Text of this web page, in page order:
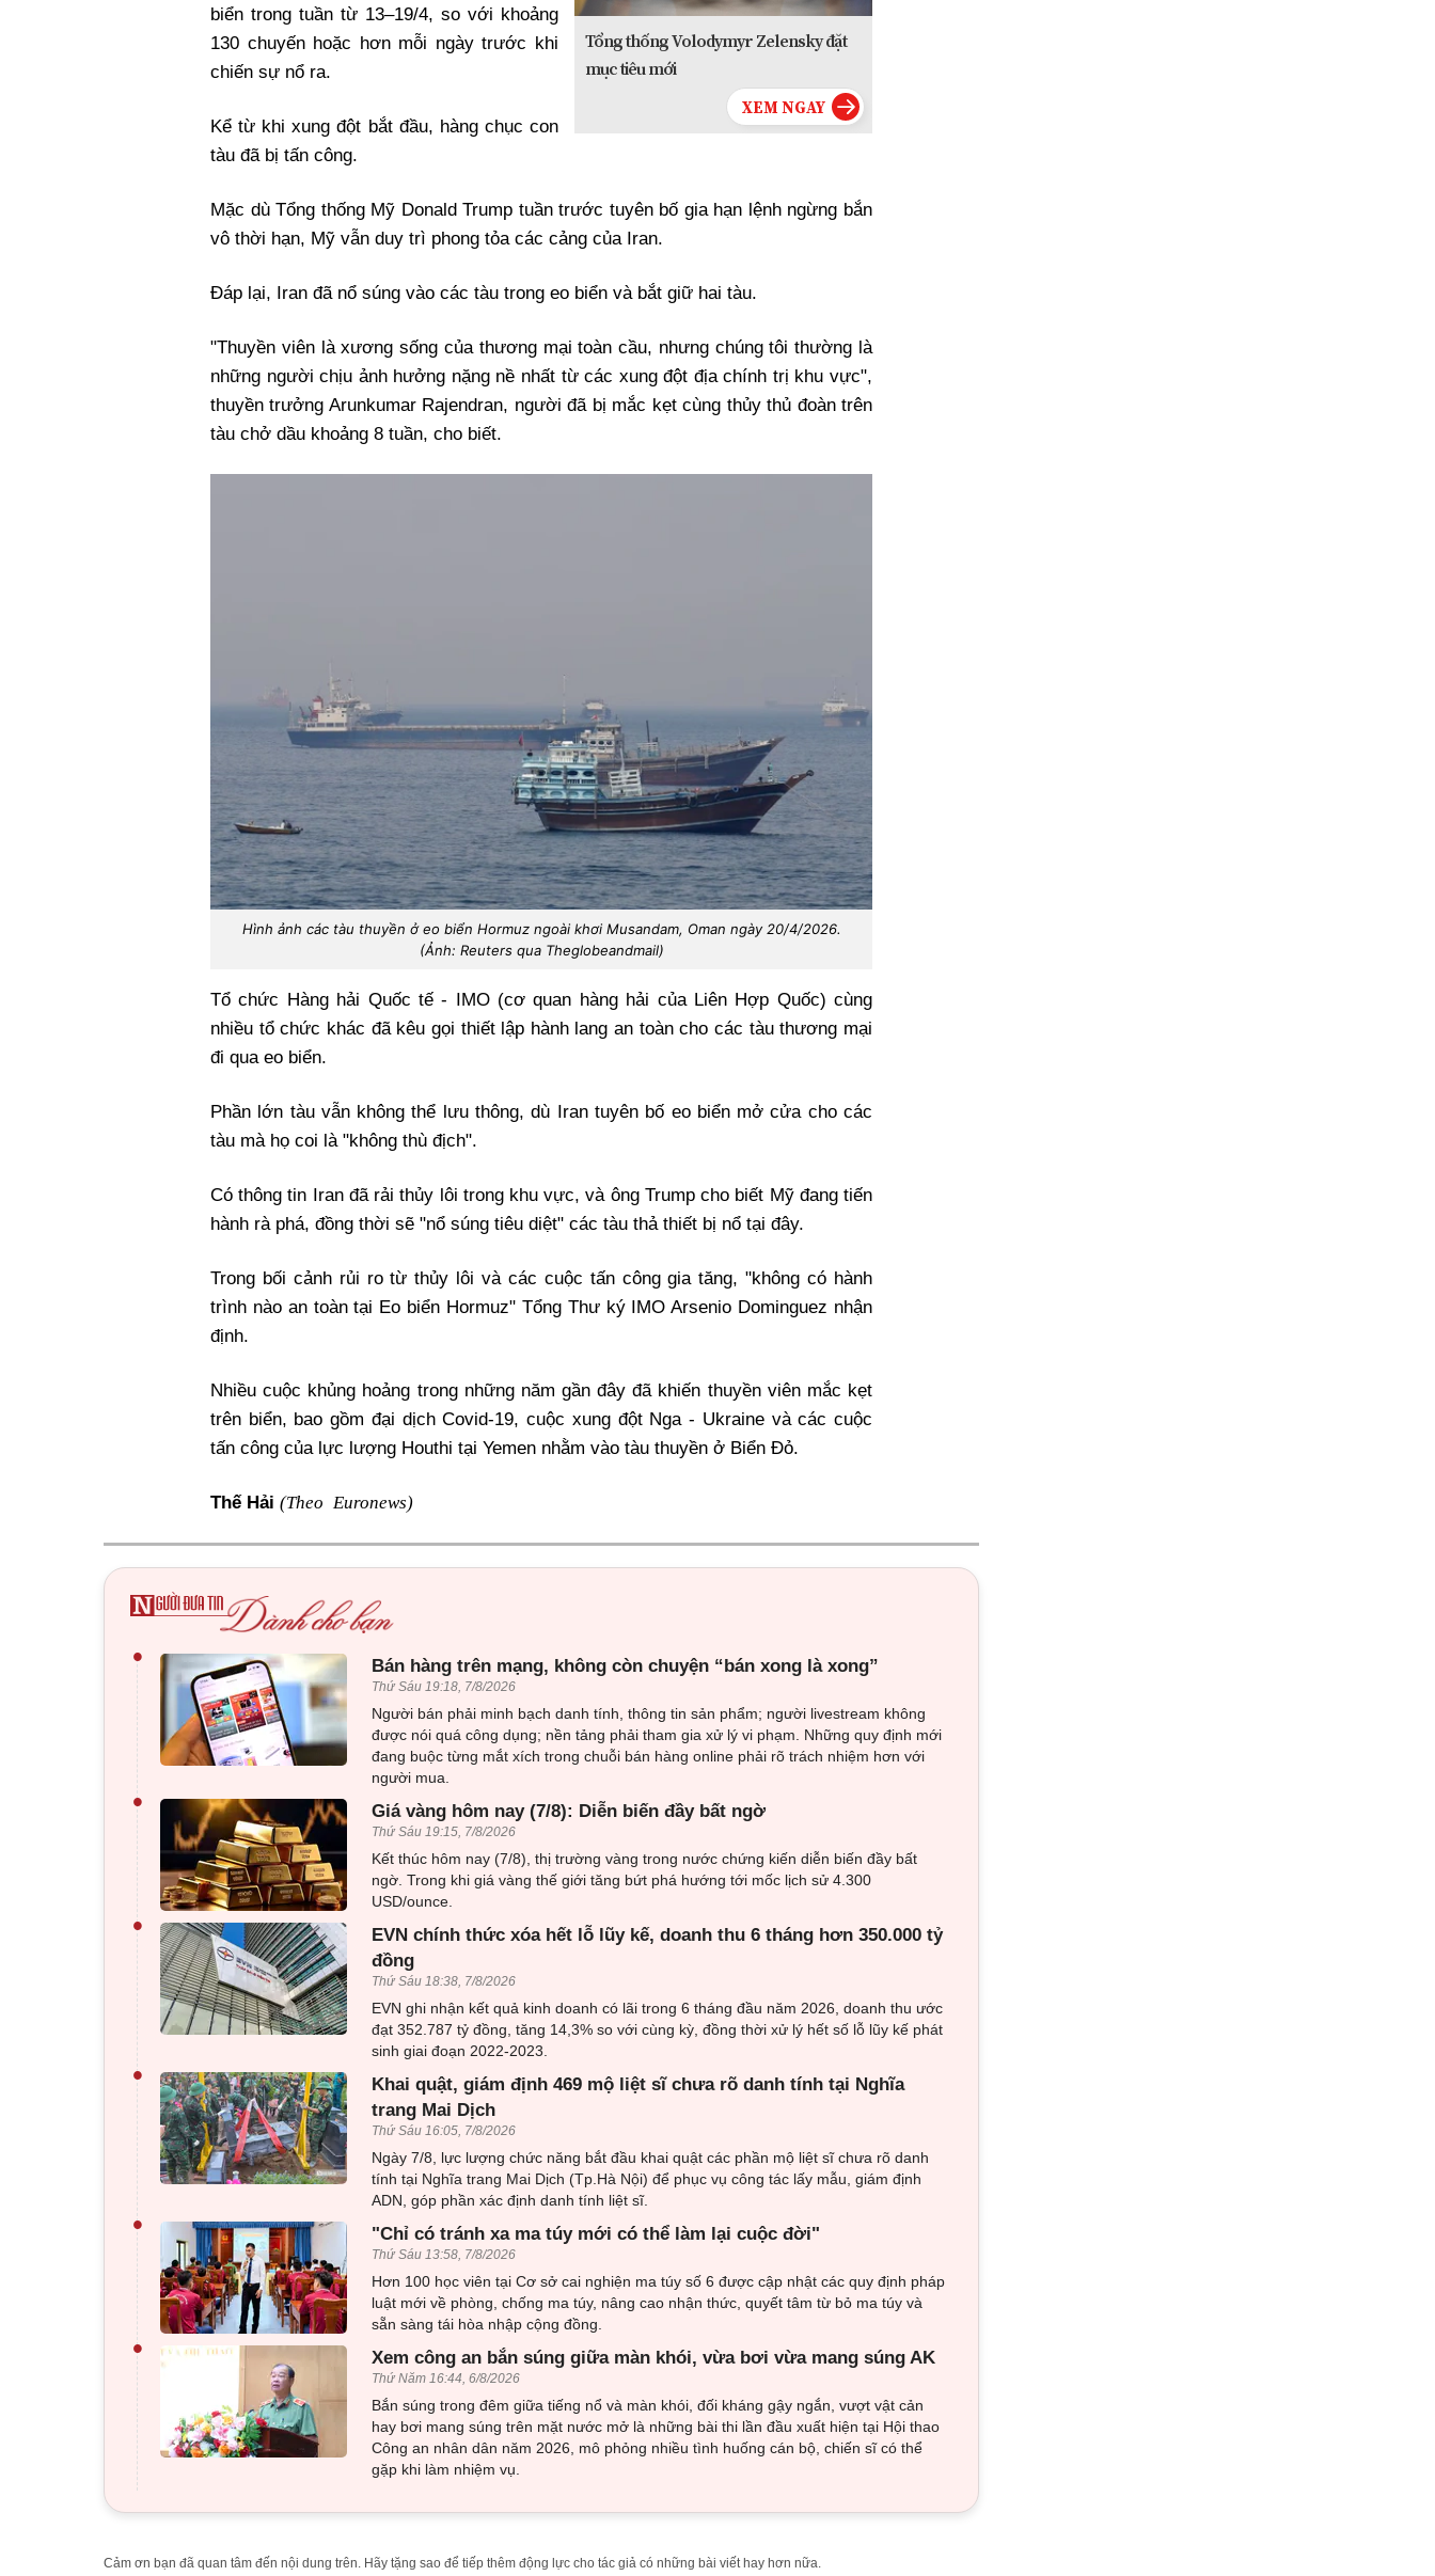
Tổng thống Volodymyr Zelensky đặt
mục tiêu mới
biển trong tuần từ 13–19/4, so với khoảng
130 chuyến hoặc hơn mỗi ngày trước khi
chiến sự nổ ra.
Kể từ khi xung đột bắt đầu, hàng chục con
tàu đã bị tấn công.
Mặc dù Tổng thống Mỹ Donald Trump tuần trước tuyên bố gia hạn lệnh ngừng bắn
vô thời hạn, Mỹ vẫn duy trì phong tỏa các cảng của Iran.
Đáp lại, Iran đã nổ súng vào các tàu trong eo biển và bắt giữ hai tàu.
"Thuyền viên là xương sống của thương mại toàn cầu, nhưng chúng tôi thường là
những người chịu ảnh hưởng nặng nề nhất từ các xung đột địa chính trị khu vực",
thuyền trưởng Arunkumar Rajendran, người đã bị mắc kẹt cùng thủy thủ đoàn trên
tàu chở dầu khoảng 8 tuần, cho biết.
Hình ảnh các tàu thuyền ở eo biển Hormuz ngoài khơi Musandam, Oman ngày 20/4/2026.
(Ảnh: Reuters qua Theglobeandmail)
Tổ chức Hàng hải Quốc tế - IMO (cơ quan hàng hải của Liên Hợp Quốc) cùng
nhiều tổ chức khác đã kêu gọi thiết lập hành lang an toàn cho các tàu thương mại
đi qua eo biển.
Phần lớn tàu vẫn không thể lưu thông, dù Iran tuyên bố eo biển mở cửa cho các
tàu mà họ coi là "không thù địch".
Có thông tin Iran đã rải thủy lôi trong khu vực, và ông Trump cho biết Mỹ đang tiến
hành rà phá, đồng thời sẽ "nổ súng tiêu diệt" các tàu thả thiết bị nổ tại đây.
Trong bối cảnh rủi ro từ thủy lôi và các cuộc tấn công gia tăng, "không có hành
trình nào an toàn tại Eo biển Hormuz" Tổng Thư ký IMO Arsenio Dominguez nhận
định.
Nhiều cuộc khủng hoảng trong những năm gần đây đã khiến thuyền viên mắc kẹt
trên biển, bao gồm đại dịch Covid-19, cuộc xung đột Nga - Ukraine và các cuộc
tấn công của lực lượng Houthi tại Yemen nhằm vào tàu thuyền ở Biển Đỏ.
Thế Hải (Theo Euronews)
• Bán hàng trên mạng, không còn chuyện “bán xong là xong”
Thứ Sáu 19:18, 7/8/2026
Người bán phải minh bạch danh tính, thông tin sản phẩm; người livestream không
được nói quá công dụng; nền tảng phải tham gia xử lý vi phạm. Những quy định mới
đang buộc từng mắt xích trong chuỗi bán hàng online phải rõ trách nhiệm hơn với
người mua.
• Giá vàng hôm nay (7/8): Diễn biến đầy bất ngờ
Thứ Sáu 19:15, 7/8/2026
Kết thúc hôm nay (7/8), thị trường vàng trong nước chứng kiến diễn biến đầy bất
ngờ. Trong khi giá vàng thế giới tăng bứt phá hướng tới mốc lịch sử 4.300
USD/ounce.
•
EVN chính thức xóa hết lỗ lũy kế, doanh thu 6 tháng hơn 350.000 tỷ
đồng
Thứ Sáu 18:38, 7/8/2026
EVN ghi nhận kết quả kinh doanh có lãi trong 6 tháng đầu năm 2026, doanh thu ước
đạt 352.787 tỷ đồng, tăng 14,3% so với cùng kỳ, đồng thời xử lý hết số lỗ lũy kế phát
sinh giai đoạn 2022-2023.
•
Khai quật, giám định 469 mộ liệt sĩ chưa rõ danh tính tại Nghĩa
trang Mai Dịch
Thứ Sáu 16:05, 7/8/2026
Ngày 7/8, lực lượng chức năng bắt đầu khai quật các phần mộ liệt sĩ chưa rõ danh
tính tại Nghĩa trang Mai Dịch (Tp.Hà Nội) để phục vụ công tác lấy mẫu, giám định
ADN, góp phần xác định danh tính liệt sĩ.
• "Chỉ có tránh xa ma túy mới có thể làm lại cuộc đời"
Thứ Sáu 13:58, 7/8/2026
Hơn 100 học viên tại Cơ sở cai nghiện ma túy số 6 được cập nhật các quy định pháp
luật mới về phòng, chống ma túy, nâng cao nhận thức, quyết tâm từ bỏ ma túy và
sẵn sàng tái hòa nhập cộng đồng.
• Xem công an bắn súng giữa màn khói, vừa bơi vừa mang súng AK
Thứ Năm 16:44, 6/8/2026
Bắn súng trong đêm giữa tiếng nổ và màn khói, đối kháng gậy ngắn, vượt vật cản
hay bơi mang súng trên mặt nước mở là những bài thi lần đầu xuất hiện tại Hội thao
Công an nhân dân năm 2026, mô phỏng nhiều tình huống cán bộ, chiến sĩ có thể
gặp khi làm nhiệm vụ.
Cảm ơn bạn đã quan tâm đến nội dung trên. Hãy tặng sao để tiếp thêm động lực cho tác giả có những bài viết hay hơn nữa.